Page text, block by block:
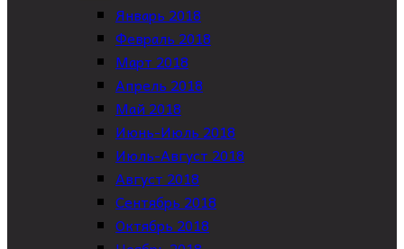
Январь 2018
Февраль 2018
Март 2018
Апрель 2018
Май 2018
Июнь-Июль 2018
Июль-Август 2018
Август 2018
Сентябрь 2018
Октябрь 2018